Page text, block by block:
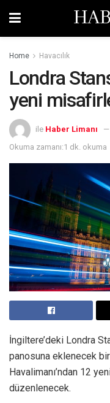
Home Havacılık
Londra
yeni
ile Haber Limanı
Okuma zamanı:1 dk. okuma
İngiltere’deki Londra
panosuna eklenecek
Havalimanı’ndan 12
düzenlenecek.